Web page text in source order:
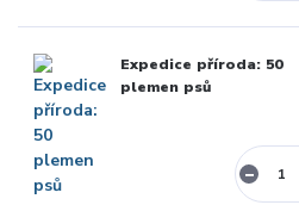
Expedice příroda: 50
plemen psů